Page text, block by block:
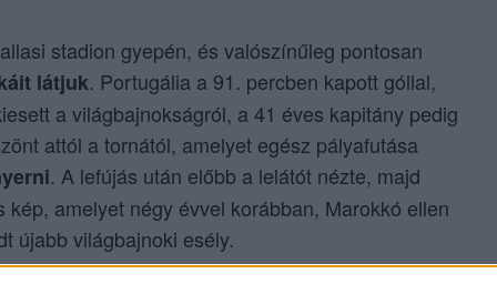
stadion gyepén, és valószínűleg pontosan
látjuk. Portugália a 91. percben kapott góllal,
a világbajnokságról, a 41 éves kapitány pedig
attól a tornától, amelyet egész pályafutása
. A lefújás után előbb a lelátót nézte, majd
amelyet négy évvel korábban, Marokkó ellen
újabb világbajnoki esély.